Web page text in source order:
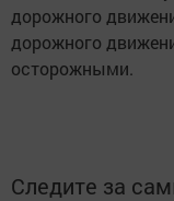
дорожного
дорожного
осторожными.
Следите за